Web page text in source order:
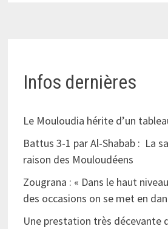
Infos dernières
Le Mouloudia hérite d’un
Battus 3-1 par Al-Shabab : La
raison des Mouloudéens
Zougrana : « Dans le haut
des occasions on se met en
Une prestation très décevante